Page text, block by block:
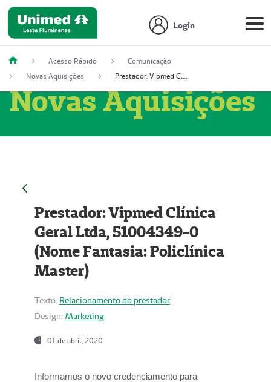
Login
Acesso Rápido
Comunicação
Novas Aquisições
Prestador: Vipmed Clínica Geral Ltda, 51004349-0 (Nome Fantasia: Policlínica Master)
Novas Aquisições
Prestador: Vipmed Clínica
Geral Ltda, 51004349-0
(Nome Fantasia: Policlínica
Master)
Texto: Relacionamento do prestador
Design: Marketing
01 de abril, 2020
Informamos o novo credenciamento para